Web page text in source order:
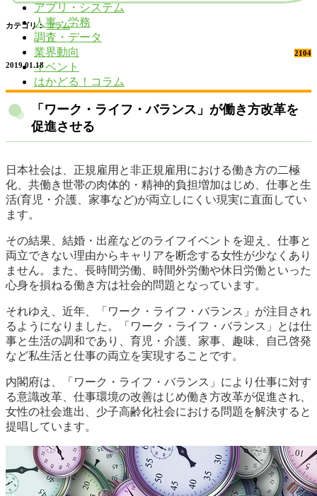
アプリ・システム
人事・労務
調査・データ
業界動向
イベント
はかどる！コラム
カテゴリ： コラム
2104
2019.01.18
「ワーク・ライフ・バランス」が働き方改革を
促進させる
日本社会は、正規雇用と非正規雇用における働き方の二極
化、共働き世帯の肉体的・精神的負担増加はじめ、仕事と生
活(育児・介護、家事など)が両立しにくい現実に直面してい
ます。
その結果、結婚・出産などのライフイベントを迎え、仕事と
両立できない理由からキャリアを断念する女性が少なくあり
ません。また、長時間労働、時間外労働や休日労働といった
心身を損ねる働き方は社会的問題となっています。
それゆえ、近年、「ワーク・ライフ・バランス」が注目され
るようになりました。「ワーク・ライフ・バランス」とは仕
事と生活の調和であり、育児・介護、家事、趣味、自己啓発
など私生活と仕事の両立を実現することです。
内閣府は、「ワーク・ライフ・バランス」により仕事に対す
る意識改革、仕事環境の改善はじめ働き方改革が促進され、
女性の社会進出、少子高齢化社会における問題を解決すると
提唱しています。